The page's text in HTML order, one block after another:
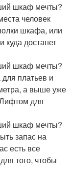
шкаф мечты?
человек
шкафа, или
куда достанет
шкаф мечты?
платьев и
а выше уже
для
шкаф мечты?
запас на
есть все
того, чтобы